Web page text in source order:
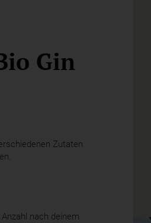
Gin
Zutaten
nach deinem